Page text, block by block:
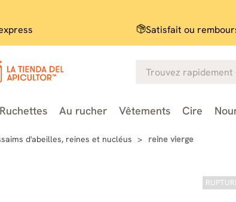
Satisfait ou
Ruchettes Au rucher Vêtements Cire
d'abeilles, reines et nucléus reine vierge